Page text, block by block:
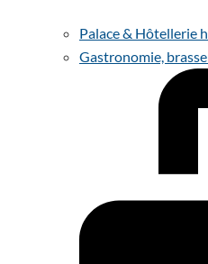
Palace & Hôtellerie
Gastronomie,